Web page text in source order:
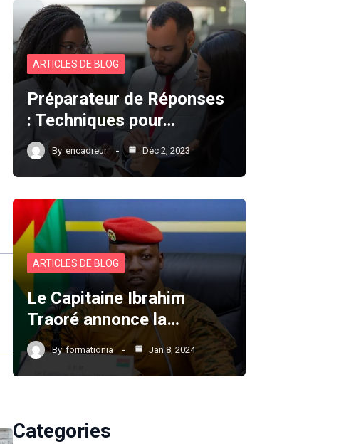
ARTICLES DE BLOG
Préparateur de Réponses
: Techniques pour…
By encadreur Déc 2, 2023
ARTICLES DE BLOG
Le Capitaine Ibrahim
Traoré annonce la…
By formationia Jan 8, 2024
Categories